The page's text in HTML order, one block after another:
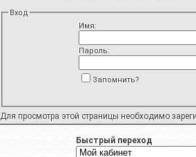
Вход
Имя:
Пароль:
Запомнить?
Для просмотра этой страницы необходимо
Быстрый переход